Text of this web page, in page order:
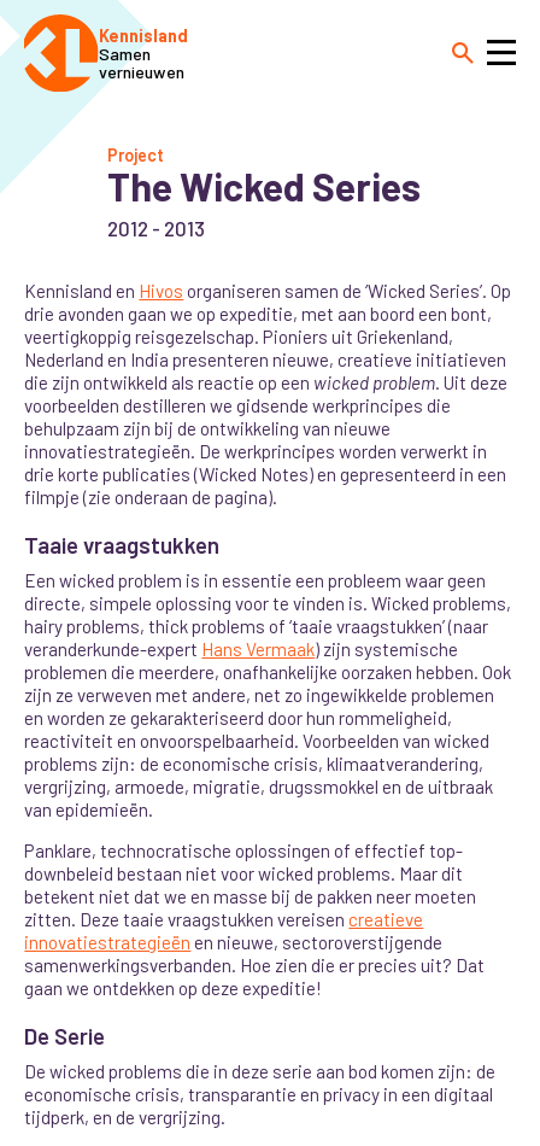
Kennisland
Samen
vernieuwen
Project
The Wicked Series
2012 - 2013
Kennisland en Hivos organiseren samen de ‘Wicked Series’. Op
drie avonden gaan we op expeditie, met aan boord een bont,
veertigkoppig reisgezelschap. Pioniers uit Griekenland,
Nederland en India presenteren nieuwe, creatieve initiatieven
die zijn ontwikkeld als reactie op een wicked problem. Uit deze
voorbeelden destilleren we gidsende werkprincipes die
behulpzaam zijn bij de ontwikkeling van nieuwe
innovatiestrategieën. De werkprincipes worden verwerkt in
drie korte publicaties (Wicked Notes) en gepresenteerd in een
filmpje (zie onderaan de pagina).
Taaie vraagstukken
Een wicked problem is in essentie een probleem waar geen
directe, simpele oplossing voor te vinden is. Wicked problems,
hairy problems, thick problems of ‘taaie vraagstukken’ (naar
veranderkunde-expert Hans Vermaak) zijn systemische
problemen die meerdere, onafhankelijke oorzaken hebben. Ook
zijn ze verweven met andere, net zo ingewikkelde problemen
en worden ze gekarakteriseerd door hun rommeligheid,
reactiviteit en onvoorspelbaarheid. Voorbeelden van wicked
problems zijn: de economische crisis, klimaatverandering,
vergrijzing, armoede, migratie, drugssmokkel en de uitbraak
van epidemieën.
Panklare, technocratische oplossingen of effectief top-
downbeleid bestaan niet voor wicked problems. Maar dit
betekent niet dat we en masse bij de pakken neer moeten
zitten. Deze taaie vraagstukken vereisen creatieve
innovatiestrategieën en nieuwe, sectoroverstijgende
samenwerkingsverbanden. Hoe zien die er precies uit? Dat
gaan we ontdekken op deze expeditie!
De Serie
De wicked problems die in deze serie aan bod komen zijn: de
economische crisis, transparantie en privacy in een digitaal
tijdperk, en de vergrijzing.